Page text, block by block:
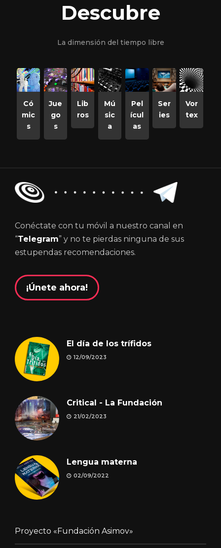
Descubre
La dimensión del tiempo libre
Có
mic
s
Jue
go
s
Lib
ros
Mú
sic
a
Pel
ícul
as
Ser
ies
Vor
tex
Conéctate con tu móvil a nuestro canal en
“Telegram” y no te pierdas ninguna de sus
estupendas recomendaciones.
¡Únete ahora!
El día de los trífidos
12/09/2023
Critical - La Fundación
21/02/2023
Lengua materna
02/09/2022
Proyecto «Fundación Asimov»